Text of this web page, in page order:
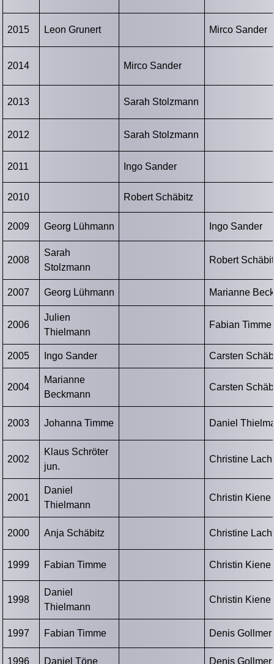
2015 Leon Grunert Mirco Sander
2014 Mirco Sander
2013 Sarah Stolzmann
2012 Sarah Stolzmann
2011 Ingo Sander
2010 Robert Schäbitz
2009 Georg Lühmann Ingo Sander
2008
Sarah
Stolzmann
Robert
2007 Georg Lühmann Marianne
2006
Julien
Thielmann
Fabian Timme
2005 Ingo Sander Carsten
2004
Marianne
Beckmann
Carsten
2003 Johanna Timme Daniel
2002
Klaus Schröter
jun.
Christine Lach
2001
Daniel
Thielmann
Christin Kiene
2000 Anja Schäbitz Christine Lach
1999 Fabian Timme Christin Kiene
1998
Daniel
Thielmann
Christin Kiene
1997 Fabian Timme Denis Gollmer
1996 Daniel Töne Denis Gollmer